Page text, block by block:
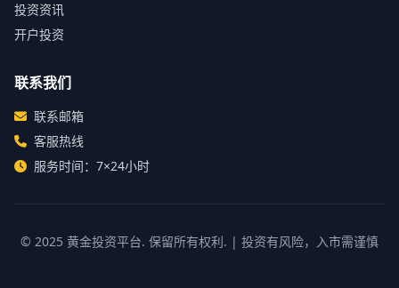
投资资讯
开户投资
联系我们
联系邮箱
客服热线
服务时间：7×24小时
© 2025 黄金投资平台. 保留所有权利. | 投资有风险，入市需谨慎